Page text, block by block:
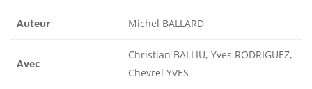
Auteur Michel BALLARD
Avec
Christian BALLIU, Yves RODRIGUEZ,
Chevrel YVES